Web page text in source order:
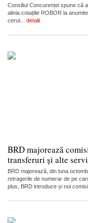
Consiliul Concurenței spune că
alinia cotațiile ROBOR la
cerut... detalii
BRD majorează
transferuri și alte
BRD majorează, din luna
retragerile de numerar de pe
plus, BRD introduce și noi